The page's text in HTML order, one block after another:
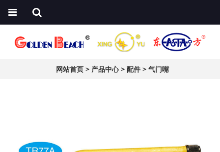
网站首页> 产品中心> 配件> 气门嘴